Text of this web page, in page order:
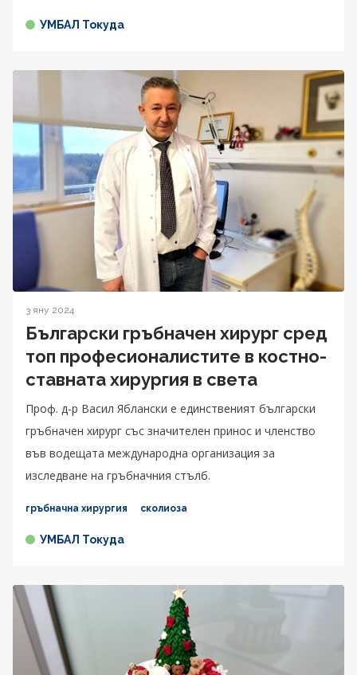
УМБАЛ Токуда
3 яну 2024
Български гръбначен хирург сред
топ професионалистите в костно-
ставната хирургия в света
Проф. д-р Васил Яблански e единственият български
гръбначен хирург със значителен принос и членство
във водещата международна организация за
изследване на гръбначния стълб.
гръбначна хирургия сколиоза
УМБАЛ Токуда